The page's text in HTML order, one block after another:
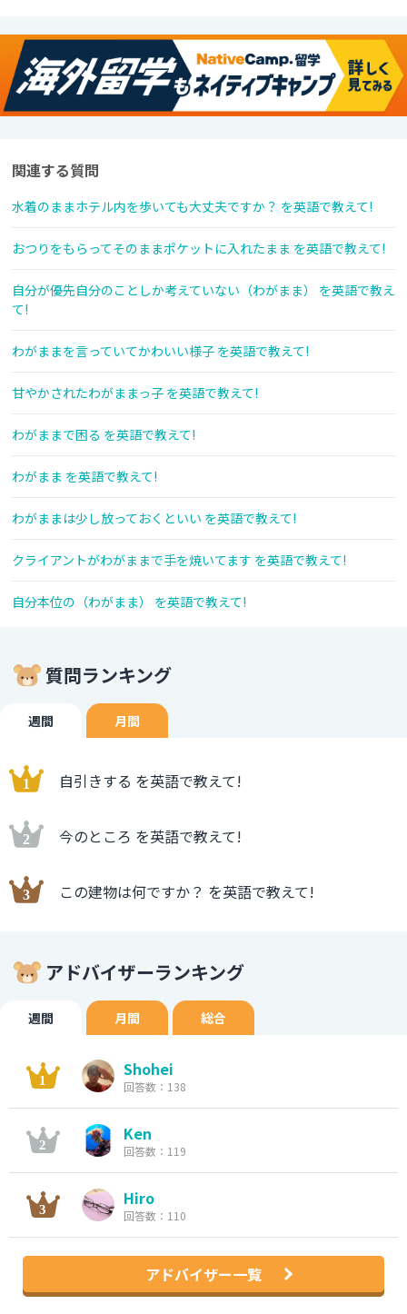
関連する質問
水着のままホテル内を歩いても大丈夫ですか？ を英語で教えて!
おつりをもらってそのままポケットに入れたまま を英語で教えて!
自分が優先自分のことしか考えていない（わがまま） を英語で教え
て!
わがままを言っていてかわいい様子 を英語で教えて!
甘やかされたわがままっ子 を英語で教えて!
わがままで困る を英語で教えて!
わがまま を英語で教えて!
わがままは少し放っておくといい を英語で教えて!
クライアントがわがままで手を焼いてます を英語で教えて!
自分本位の（わがまま） を英語で教えて!
質問ランキング
週間 月間
自引きする を英語で教えて!
今のところ を英語で教えて!
この建物は何ですか？ を英語で教えて!
アドバイザーランキング
週間 月間 総合
Shohei
回答数：138
Ken
回答数：119
Hiro
回答数：110
アドバイザー一覧